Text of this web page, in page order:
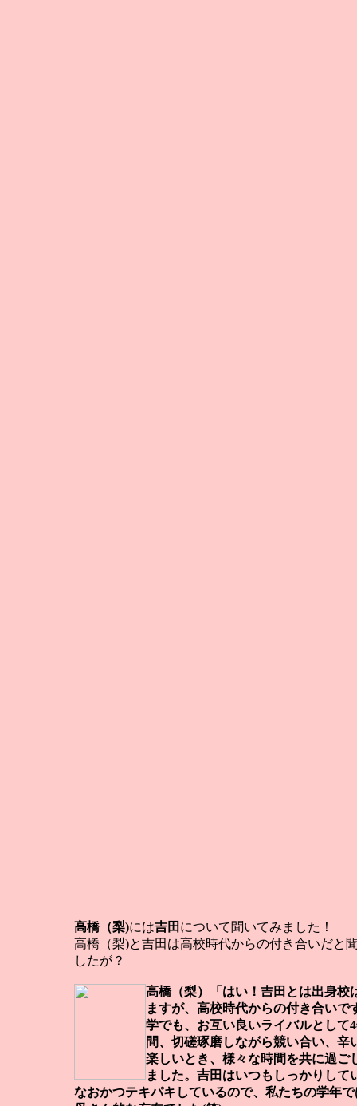
高橋（梨)には吉田 について聞いてみました！
高橋（梨)と吉田は高校時代からの付き合いだと
したが？
高橋（梨）「はい！吉田とは出身校
ますが、高校時代からの付き合いで
学でも、お互い良いライバルとして
間、切磋琢磨しながら競い合い、辛
楽しいとき、様々な時間を共に過ご
ました。吉田はいつもしっかりして
なおかつテキパキしているので、私たちの学年